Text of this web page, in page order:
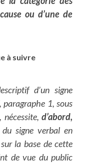
ou d’une de
à suivre
d’un signe
paragraphe 1, sous
nécessite,d’abord,
signe verbal en
sur la base de cette
de vue du public